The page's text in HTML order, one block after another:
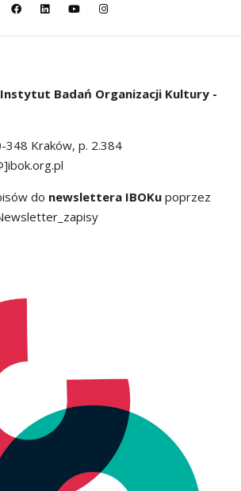
Instytut Badań Organizacji Kultury -
348 Kraków, p. 2.384
do newslettera IBOKu poprzez